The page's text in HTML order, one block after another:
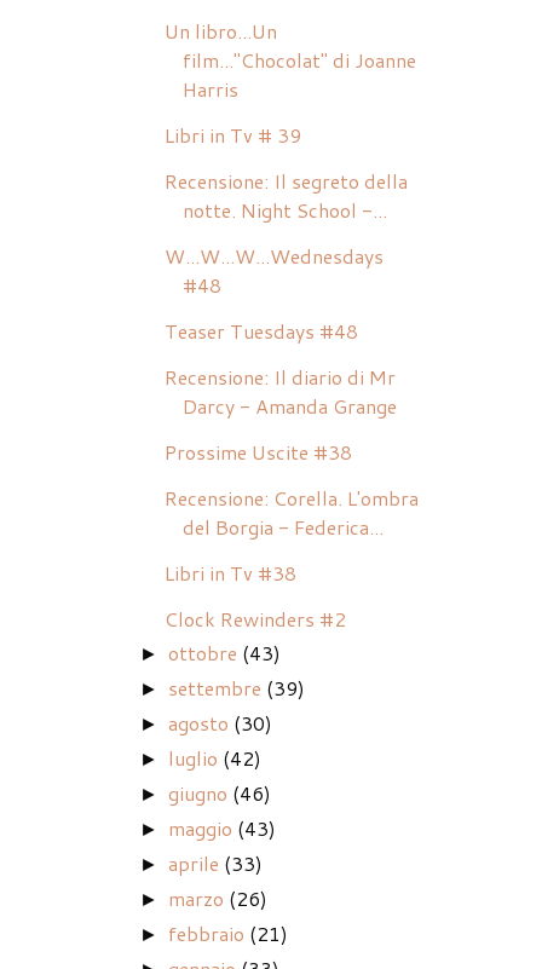
Un libro...Un
film..."Chocolat" di Joanne
Harris
Libri in Tv # 39
Recensione: Il segreto della
notte. Night School -...
W...W...W...Wednesdays
#48
Teaser Tuesdays #48
Recensione: Il diario di Mr
Darcy - Amanda Grange
Prossime Uscite #38
Recensione: Corella. L'ombra
del Borgia - Federica...
Libri in Tv #38
Clock Rewinders #2
►ottobre (43)
► settembre (39)
►agosto (30)
► luglio (42)
►giugno (46)
► maggio (43)
►aprile (33)
► marzo (26)
► febbraio (21)